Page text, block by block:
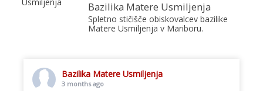
Bazilika Matere Usmiljenja
Spletno stičišče obiskovalcev bazilike
Matere Usmiljenja v Mariboru.
Bazilika Matere Usmiljenja
3 months ago